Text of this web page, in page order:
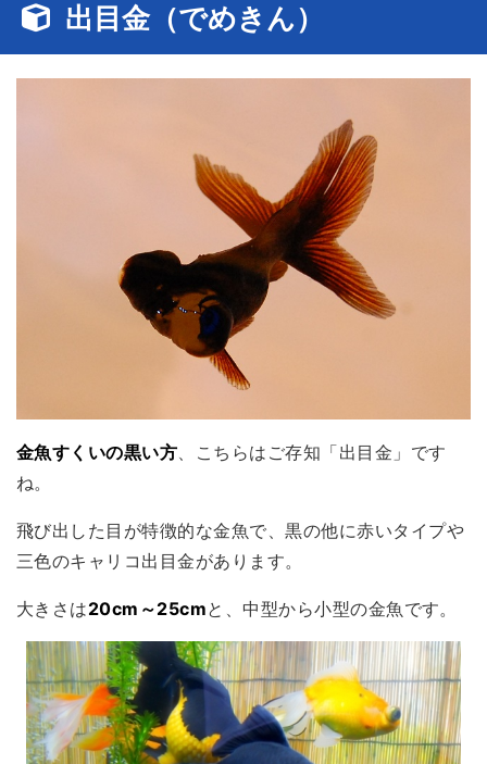
出目金（でめきん）
金魚すくいの黒い方 、こちらはご存知「出目金」です
ね。
飛び出した目が特徴的な金魚で、黒の他に赤いタイプや
三色のキャリコ出目金があります。
大きさは20cm～25cmと、中型から小型の金魚です。